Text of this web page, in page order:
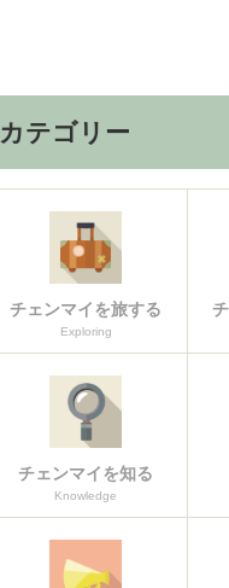
カテゴリー
チェンマイを旅する
Exploring
チェンマイを知る
Knowledge